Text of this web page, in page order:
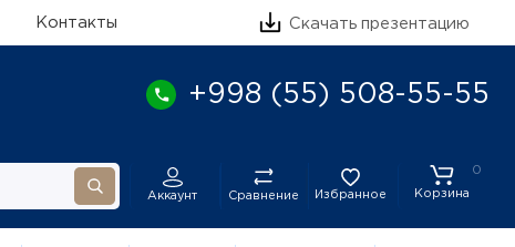
Контакты Скачать презентацию
+998 (55) 508-55-55
Аккаунт Сравнение Избранное
0
Корзина